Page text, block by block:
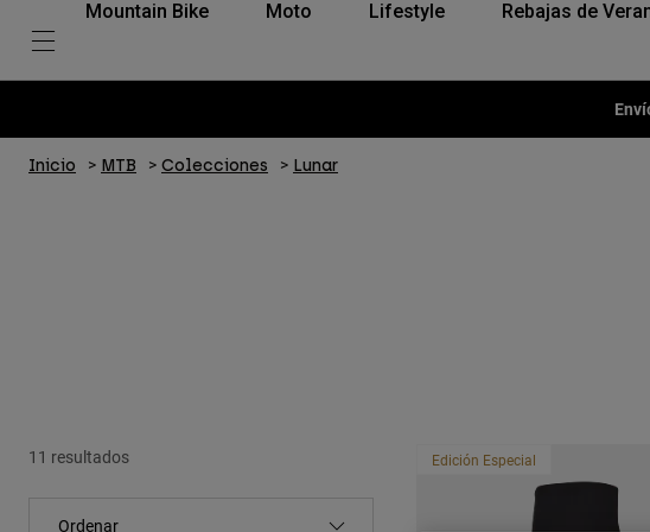
Mountain Bike Moto Lifestyle Rebajas de
Inicio MTB Colecciones Lunar
11 resultados Edición Especial